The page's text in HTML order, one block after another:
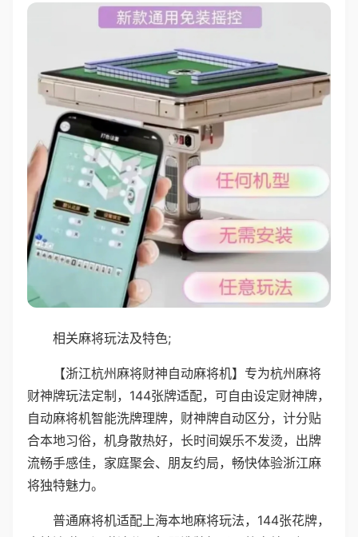
相关麻将玩法及特色;
【浙江杭州麻将财神自动麻将机】专为杭州麻将
财神牌玩法定制，144张牌适配，可自由设定财神牌，
自动麻将机智能洗牌理牌，财神牌自动区分，计分贴
合本地习俗，机身散热好，长时间娱乐不发烫，出牌
流畅手感佳，家庭聚会、朋友约局，畅快体验浙江麻
将独特魅力。
普通麻将机适配上海本地麻将玩法，144张花牌，